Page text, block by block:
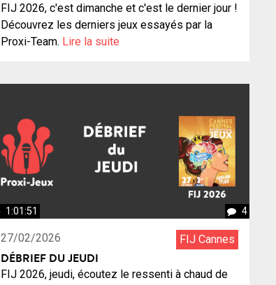
FIJ 2026, c'est dimanche et c'est le dernier jour !
Découvrez les derniers jeux essayés par la
Proxi-Team. Lire la suite
1:01:51 4
27/02/2026 FIJ Cannes
DÉBRIEF DU JEUDI
FIJ 2026, jeudi, écoutez le ressenti à chaud de